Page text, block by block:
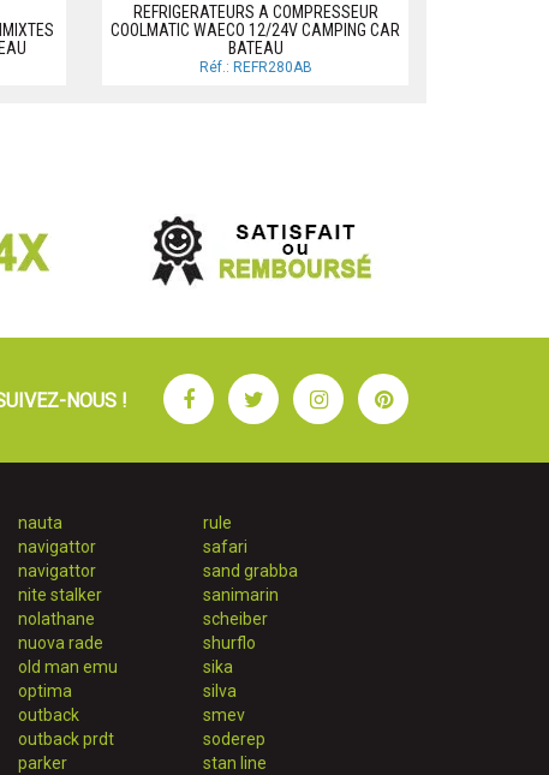
REFRIGERATEURS A COMPRESSEUR
COOLMATIC WAECO 12/24V CAMPING CAR
BATEAU
Réf.: REFR280AB
NOUS ! FacebookTwitterInstagramPinterest
nauta
navigattor
navigattor
nite stalker
nolathane
nuova rade
old man emu
optima
outback
outback prdt
parker
rule
safari
sand grabba
sanimarin
scheiber
shurflo
sika
silva
smev
soderep
stan line